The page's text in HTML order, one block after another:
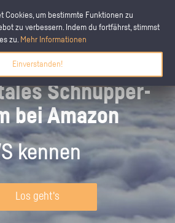
Cookies, um bestimmte Funktionen zu
zu verbessern. Indem du fortfährst, stimmst
zu. Mehr Informationen
Einverstanden!
Schnupper­
bei Amazon
kennen
Los geht's